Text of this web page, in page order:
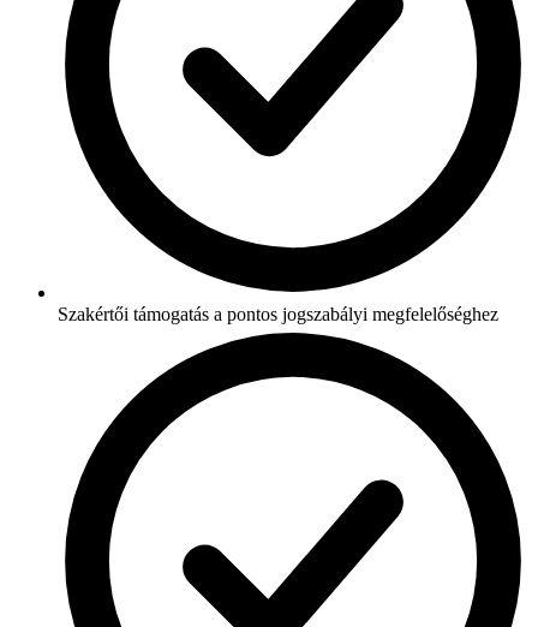
Szakértői támogatás a pontos jogszabályi megfelelőséghez